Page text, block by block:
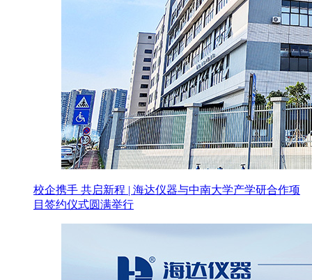
校企携手 共启新程 | 海达仪器与中南大学产学研合作项
目签约仪式圆满举行